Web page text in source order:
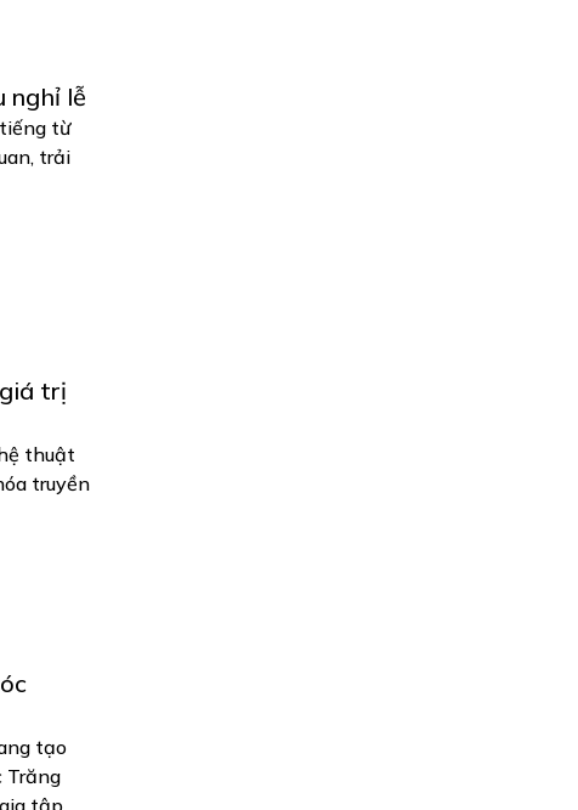
nghỉ lễ
từ
trải
trị
thuật
truyền
tạo
Trăng